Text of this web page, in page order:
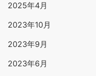
2025年4月
2023年10月
2023年9月
2023年6月